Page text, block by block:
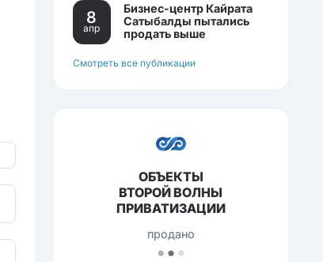
8
апр
Бизнес-центр Кайрата
Сатыбалды пытались
продать выше
Смотреть все публикации
ОБЪЕКТЫ
ВТОРОЙ ВОЛНЫ
ПРИВАТИЗАЦИИ
продано